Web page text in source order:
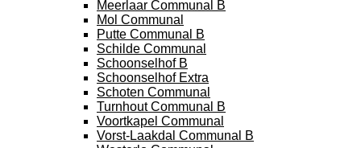
Meerlaar Communal B
Mol Communal
Putte Communal B
Schilde Communal
Schoonselhof B
Schoonselhof Extra
Schoten Communal
Turnhout Communal B
Voortkapel Communal
Vorst-Laakdal Communal B